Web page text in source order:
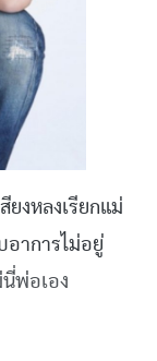
ยงหลงเรียกแม่
อาการไม่อยู่
พ่อเอง